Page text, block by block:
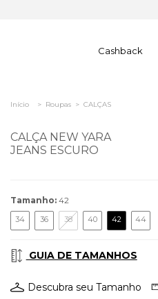
Cashback
Início > Roupas > CALÇAS
CALÇA NEW YARA
JEANS ESCURO
Tamanho: 42
34 36 38 40 42 44
GUIA DE TAMANHOS
Descubra seu Tamanho